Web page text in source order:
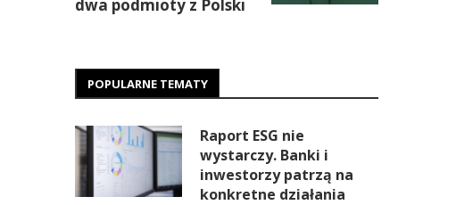
dwa podmioty z Polski
POPULARNE TEMATY
Raport ESG nie
wystarczy. Banki i
inwestorzy patrzą na
konkretne działania